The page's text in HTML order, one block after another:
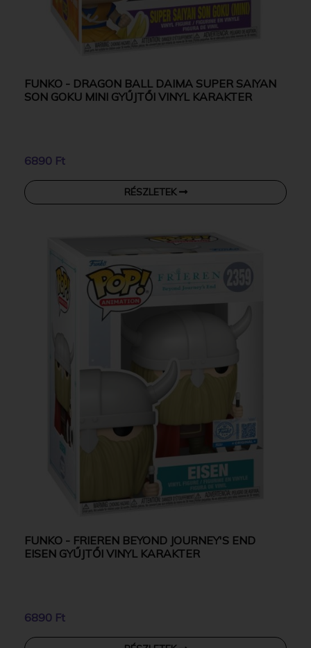
FUNKO - DRAGON BALL DAIMA SUPER SAIYAN
SON GOKU MINI GYŰJTŐI VINYL KARAKTER
6890 Ft
RÉSZLETEK
FUNKO - FRIEREN BEYOND JOURNEY'S END
EISEN GYŰJTŐI VINYL KARAKTER
6890 Ft